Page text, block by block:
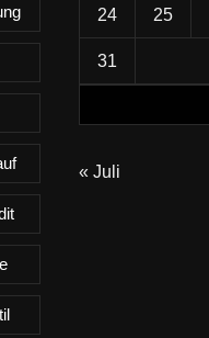
24 25
31
« Juli